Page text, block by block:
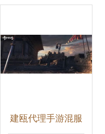
建瓯代理手游混服